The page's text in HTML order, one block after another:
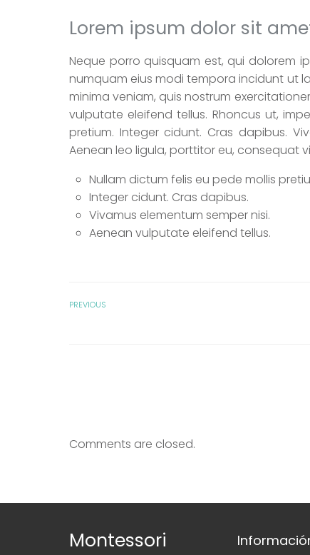
Lorem ipsum dolor sit
Neque porro quisquam est, qui dolorem
numquam eius modi tempora incidunt ut
minima veniam, quis nostrum
vulputate eleifend tellus. Rhoncus ut,
pretium. Integer cidunt. Cras dapibus.
Aenean leo ligula, porttitor eu, consequat
Nullam dictum felis eu pede mollis
Integer cidunt. Cras dapibus.
Vivamus elementum semper nisi.
Aenean vulputate eleifend tellus.
PREVIOUS
Comments are closed.
Montessori